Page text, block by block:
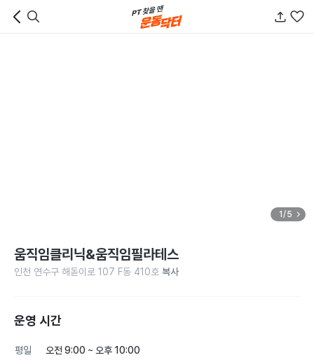
1/5
움직임클리닉&움직임필라테스
인천 연수구 해돋이로 107 F동 410호 복사
운영 시간
평일
오전 9:00 ~ 오후 10:00